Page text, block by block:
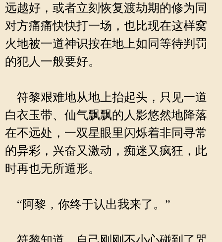
远越好，或者立刻恢复渡劫期的修为同
对方痛痛快快打一场，也比现在这样窝
火地被一道神识按在地上如同等待判罚
的犯人一般要好。
符黎艰难地从地上抬起头，只见一道
白衣玉带、仙气飘飘的人影悠然地降落
在不远处，一双星眼里闪烁着非同寻常
的异彩，兴奋又激动，痴迷又疯狂，此
时再也无所遁形。
“阿黎，你终于认出我来了。”